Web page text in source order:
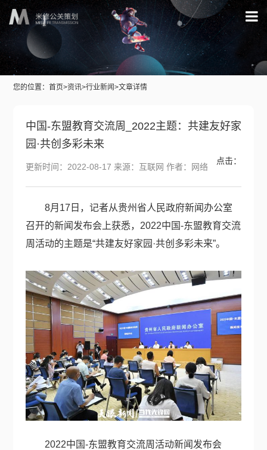
您的位置：首页>资讯>行业新闻>文章详情
中国-东盟教育交流周_2022主题：共建友好家
园·共创多彩未来
点击：
更新时间：2022-08-17 来源：互联网 作者：网络
8月17日，记者从贵州省人民政府新闻办公室
召开的新闻发布会上获悉，2022中国-东盟教育交流
周活动的主题是“共建友好家园·共创多彩未来”。
2022中国-东盟教育交流周活动新闻发布会